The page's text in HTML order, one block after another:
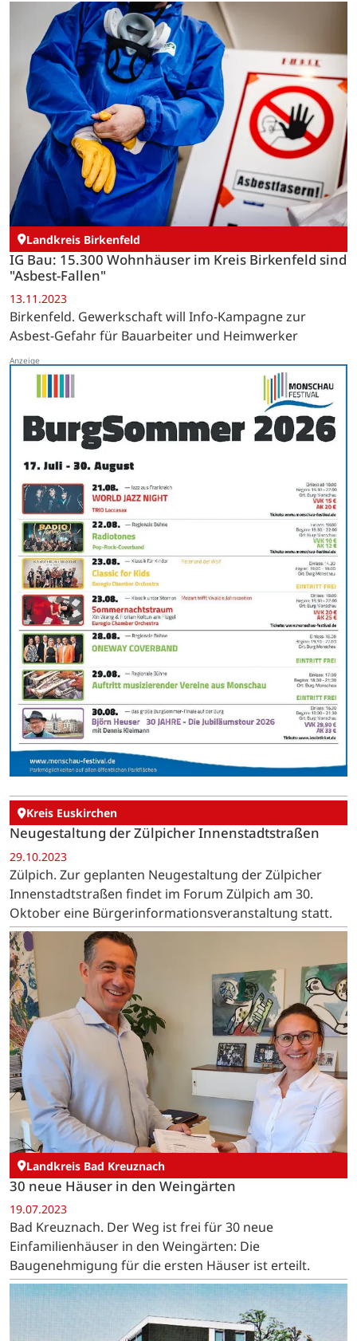
Landkreis Birkenfeld
IG Bau: 15.300 Wohnhäuser im Kreis Birkenfeld sind
"Asbest-Fallen"
13.11.2023
Birkenfeld. Gewerkschaft will Info-Kampagne zur
Asbest-Gefahr für Bauarbeiter und Heimwerker
Kreis Euskirchen
Neugestaltung der Zülpicher Innenstadtstraßen
29.10.2023
Zülpich. Zur geplanten Neugestaltung der Zülpicher
Innenstadtstraßen findet im Forum Zülpich am 30.
Oktober eine Bürgerinformationsveranstaltung statt.
Landkreis Bad Kreuznach
30 neue Häuser in den Weingärten
19.07.2023
Bad Kreuznach. Der Weg ist frei für 30 neue
Einfamilienhäuser in den Weingärten: Die
Baugenehmigung für die ersten Häuser ist erteilt.